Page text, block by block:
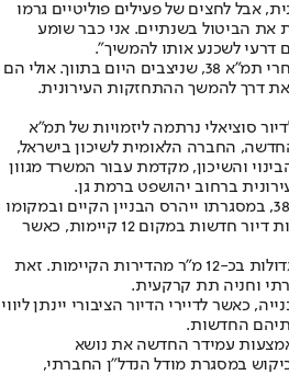
אבל לחצים של פעילים פוליטיים גרמו
את הביטול בשנתיים. אני כבר שומע
דרעי לשכנע אותו להמשיך".
יצאנו לבחון פרוייקטים לפני ואחרי תמ״א 38, שניצבים היום בתווך. אולי הם
דרך להמשך ההתחזקות העירונית.
סוציאלי נרתמה ליזמויות של תמ״א
החברה הלאומית לשיכון בישראל,
והשיכון, מקדמת עבור המשרד מגוון
ברחוב יהושפט ברמת גן.
מדובר בפרויקט מסוג תמ"א 38/2, במסגרתו ייהרס הבניין הקיים ובמקומו
ייבנה בניין חדש הכולל 36 יחידות דיור חדשות במקום 12 קיימות, כאשר
הדיירים ייהנו מדירות חדשות גדולות בכ-12 מ"ר מהדירות הקיימות. זאת
וחניה תת קרקעית.
כאשר לדיירי הדיור הציבורי יינתן ליווי
החדשות.
עמידר החדשה את נושא
במסגרת מודל הנדל"ן החברתי,